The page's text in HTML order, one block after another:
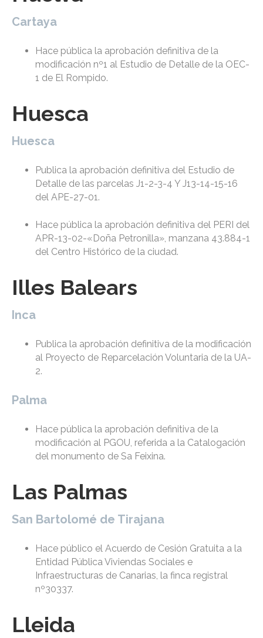
Cartaya
Hace pública la aprobación definitiva de la
modificación nº1 al Estudio de Detalle de la OEC-
1 de El Rompido.
Huesca
Huesca
Publica la aprobación definitiva del Estudio de
Detalle de las parcelas J1-2-3-4 Y J13-14-15-16
del APE-27-01.
Hace pública la aprobación definitiva del PERI del
APR-13-02-«Doña Petronilla», manzana 43.884-1
del Centro Histórico de la ciudad.
Illes Balears
Inca
Publica la aprobación definitiva de la modificación
al Proyecto de Reparcelación Voluntaria de la UA-
2.
Palma
Hace pública la aprobación definitiva de la
modificación al PGOU, referida a la Catalogación
del monumento de Sa Feixina.
Las Palmas
San Bartolomé de Tirajana
Hace público el Acuerdo de Cesión Gratuita a la
Entidad Pública Viviendas Sociales e
Infraestructuras de Canarias, la finca registral
nº30337.
Lleida